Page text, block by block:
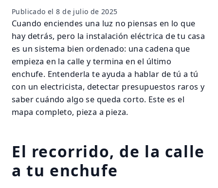
Publicado el8 de julio de 2025
Cuando enciendes una luz no piensas en lo que
hay detrás, pero la instalación eléctrica de tu casa
es un sistema bien ordenado: una cadena que
empieza en la calle y termina en el último
enchufe. Entenderla te ayuda a hablar de tú a tú
con un electricista, detectar presupuestos raros y
saber cuándo algo se queda corto. Este es el
mapa completo, pieza a pieza.
El recorrido, de la calle
a tu enchufe